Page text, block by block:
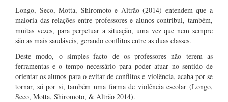
Longo, Seco, Motta, Shiromoto e Altrão (2014) entendem que a
maioria das relações entre professores e alunos contribui, também,
muitas vezes, para perpetuar a situação, uma vez que nem sempre
são as mais saudáveis, gerando conflitos entre as duas classes.
Deste modo, o simples facto de os professores não terem as
ferramentas e o tempo necessário para poder atuar no sentido de
orientar os alunos para o evitar de conflitos e violência, acaba por se
tornar, só por si, também uma forma de violência escolar (Longo,
Seco, Motta, Shiromoto, & Altrão 2014).